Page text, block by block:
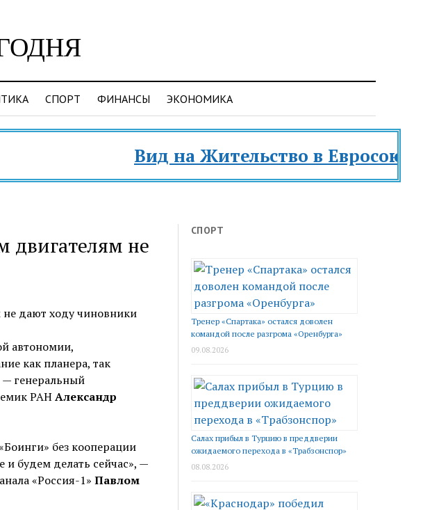
СПОРТ ФИНАНСЫ ЭКОНОМИКА
Вид на Жительство в Евросоюзе и
двигателям не
автономии,
как планера, так
генеральный
РАНАлександр
без кооперации
будем делать сейчас», —
«Россия-1» Павлом
СПОРТ
Тренер «Спартака» остался доволен
командой после разгрома «Оренбурга»
09.08.2026
Салах прибыл в Турцию в преддверии
ожидаемого перехода в «Трабзонспор»
08.08.2026